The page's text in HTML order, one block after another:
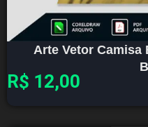
Arte Vetor Camisa
R$ 12,00